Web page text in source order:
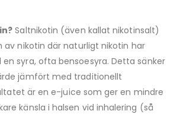
Saltnikotin (även kallat nikotinsalt)
av nikotin där naturligt nikotin har
syra, ofta bensoesyra. Detta sänker
jämfört med traditionellt
är en e-juice som ger en mindre
känsla i halsen vid inhalering (så